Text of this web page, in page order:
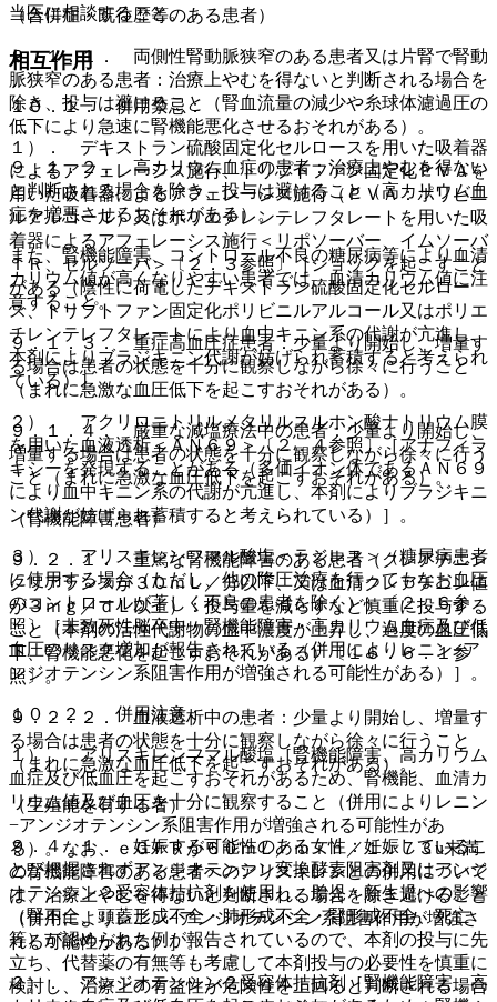
当医に相談すること。
相互作用
１０．１． 併用禁忌：
１）． デキストラン硫酸固定化セルロースを用いた吸着器
によるアフェレーシス施行、トリプトファン固定化ＰＶＡを
用いた吸着器によるアフェレーシス施行（ＰＶＡ：ポリビニ
ルアルコール）又はポリエチレンテレフタレートを用いた吸
着器によるアフェレーシス施行＜リポソーバー、イムソーバ
ＴＲ、セルソーバ＞〔２．３参照〕［ショックを起こすこと
がある（陰性に荷電したデキストラン硫酸固定化セルロー
ス、トリプトファン固定化ポリビニルアルコール又はポリエ
チレンテレフタレートにより血中キニン系の代謝が亢進し、
本剤によりブラジキニン代謝が妨げられ蓄積すると考えられ
ている）］。
２）． アクリロニトリルメタリルスルホン酸ナトリウム膜
を用いた血液透析＜ＡＮ６９＞〔２．４参照〕［アナフィラ
キシーを発現することがある（多価イオン体であるＡＮ６９
により血中キニン系の代謝が亢進し、本剤によりブラジキニ
ン代謝が妨げられ蓄積すると考えられている）］。
３）． アリスキレンフマル酸塩＜ラジレス＞（糖尿病患者
に使用する場合（ただし、他の降圧治療を行ってもなお血圧
のコントロールが著しく不良の患者を除く））〔２．６参
照〕［非致死性脳卒中・腎機能障害・高カリウム血症及び低
血圧のリスク増加が報告されている（併用によりレニン−ア
ンジオテンシン系阻害作用が増強される可能性がある）］。
１０．２． 併用注意：
１）． アリスキレンフマル酸塩［腎機能障害、高カリウム
血症及び低血圧を起こすおそれがあるため、腎機能、血清カ
リウム値及び血圧を十分に観察すること（併用によりレニン
−アンジオテンシン系阻害作用が増強される可能性があ
る）。なお、ｅＧＦＲが６０ｍＬ／ｍｉｎ／１．７３u未満
の腎機能障害のある患者へのアリスキレンとの併用について
は、治療上やむを得ないと判断される場合を除き避けること
（併用によりレニン−アンジオテンシン系阻害作用が増強さ
れる可能性がある）］。
２）． アンジオテンシン２受容体拮抗剤［腎機能障害、高
（合併症・既往歴等のある患者）
９．１．１． 両側性腎動脈狭窄のある患者又は片腎で腎動
脈狭窄のある患者：治療上やむを得ないと判断される場合を
除き、投与は避けること（腎血流量の減少や糸球体濾過圧の
低下により急速に腎機能悪化させるおそれがある）。
９．１．２． 高カリウム血症の患者：治療上やむを得ない
と判断される場合を除き、投与は避けること（高カリウム血
症を増悪させるおそれがある）。
また、腎機能障害、コントロール不良の糖尿病等により血清
カリウム値が高くなりやすい患者では、血清カリウム値に注
意すること。
９．１．３． 重症高血圧症患者：少量より開始し、増量す
る場合は患者の状態を十分に観察しながら徐々に行うこと
（まれに急激な血圧低下を起こすおそれがある）。
９．１．４． 厳重な減塩療法中の患者：少量より開始し、
増量する場合は患者の状態を十分に観察しながら徐々に行う
こと（まれに急激な血圧低下を起こすおそれがある）。
（腎機能障害患者）
９．２．１． 重篤な腎機能障害のある患者（クレアチニン
クリアランスが３０ｍＬ／分以下、又は血清クレアチニン値
が３ｍｇ／ｄＬ以上）：投与量を減らすなど慎重に投与する
こと（本剤の活性代謝物の血中濃度が上昇し、過度の血圧低
下、腎機能悪化を起こすおそれがある）〔１６．６．１参
照〕。
９．２．２． 血液透析中の患者：少量より開始し、増量す
る場合は患者の状態を十分に観察しながら徐々に行うこと
（まれに急激な血圧低下を起こすおそれがある）。
（生殖能を有する者）
９．４．１． 妊娠する可能性のある女性：妊娠しているこ
とが把握されずアンジオテンシン変換酵素阻害剤又はアンジ
オテンシン２受容体拮抗剤を使用し、胎児・新生児への影響
（腎不全、頭蓋形成不全・肺形成不全・腎形成不全、死亡
等）が認められた例が報告されているので、本剤の投与に先
立ち、代替薬の有無等も考慮して本剤投与の必要性を慎重に
検討し、治療上の有益性が危険性を上回ると判断される場合